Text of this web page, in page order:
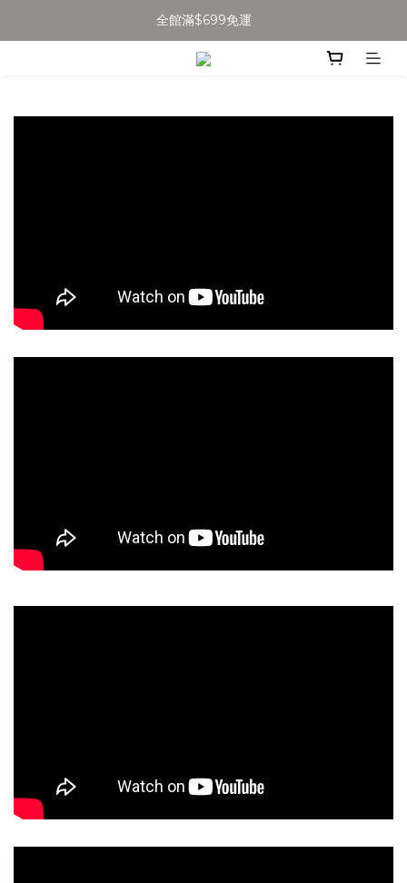
全館滿$699免運
全館滿$699免運
加入會員得$100購物金👉